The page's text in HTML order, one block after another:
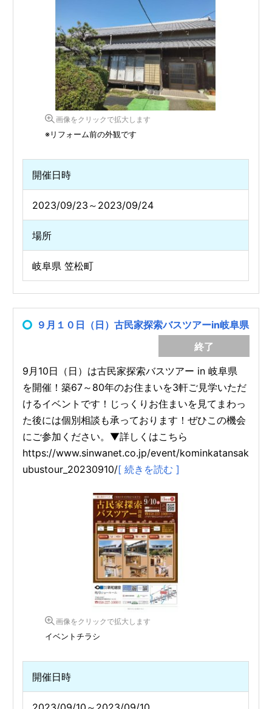
画像をクリックで拡大します
※リフォーム前の外観です
開催日時
2023/09/23～2023/09/24
場所
岐阜県 笠松町
９月１０日（日）古民家探索バスツアーin岐阜県
終了
9月10日（日）は古民家探索バスツアー in 岐阜県
を開催！築67～80年のお住まいを3軒ご見学いただ
けるイベントです！じっくりお住まいを見てまわっ
た後には個別相談も承っております！ぜひこの機会
にご参加ください。▼詳しくはこちら
https://www.sinwanet.co.jp/event/kominkatansak
ubustour_20230910/[ 続きを読む ]
画像をクリックで拡大します
イベントチラシ
開催日時